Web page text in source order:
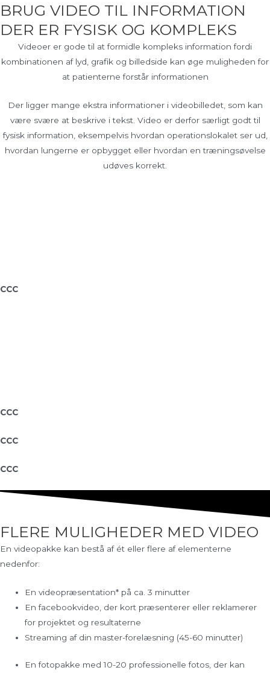
BRUG VIDEO TIL INFORMATION
DER ER FYSISK OG KOMPLEKS
Videoer er gode til at formidle kompleks information fordi
kombinationen af lyd, grafik og billedside kan øge muligheden for
at patienterne forstår informationen
Der ligger mange ekstra informationer i videobilledet, som kan
være svære at beskrive i tekst. Video er derfor særligt godt til
fysisk information, eksempelvis hvordan operationslokalet ser ud,
hvordan lungerne er opbygget eller hvordan en træningsøvelse
udøves korrekt.
CCC
CCC
CCC
CCC
FLERE MULIGHEDER MED VIDEO
En videopakke kan bestå af ét eller flere af elementerne
nedenfor:
En videopræsentation* på ca. 3 minutter
En facebookvideo, der kort præsenterer eller reklamerer
for projektet og resultaterne
Streaming af din master-forelæsning (45-60 minutter)
En fotopakke med 10-20 professionelle fotos, der kan